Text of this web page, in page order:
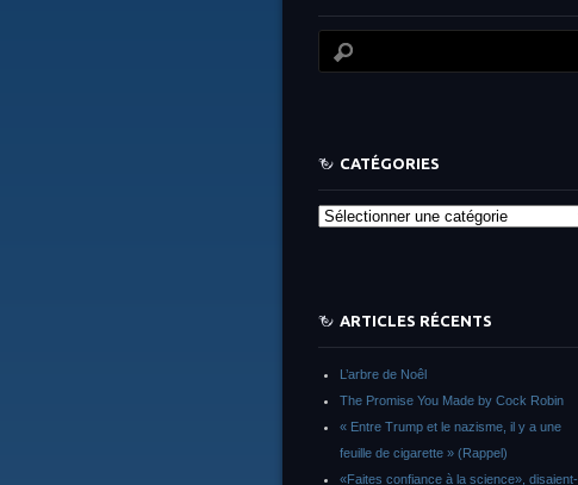
CATÉGORIES
Catégories
ARTICLES RÉCENTS
L’arbre de Noêl
The Promise You Made by Cock Robin
« Entre Trump et le nazisme, il y a une
feuille de cigarette » (Rappel)
«Faites confiance à la science», disaient-